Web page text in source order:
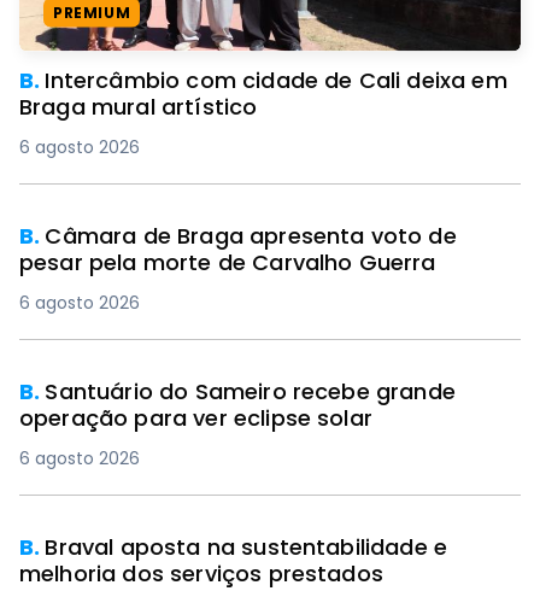
PREMIUM
B. Intercâmbio com cidade de Cali deixa em
Braga mural artístico
6 agosto 2026
B. Câmara de Braga apresenta voto de
pesar pela morte de Carvalho Guerra
6 agosto 2026
B. Santuário do Sameiro recebe grande
operação para ver eclipse solar
6 agosto 2026
B. Braval aposta na sustentabilidade e
melhoria dos serviços prestados